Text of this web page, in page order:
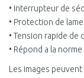
• Interrupteur de
• Protection de lame
• Tension rapide de
• Répond a la
Les images